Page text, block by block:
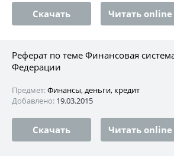
Скачать Читать online
Реферат по теме Финансовая
Федерации
Предмет:Финансы, деньги, кредит
Добавлено: 19.03.2015
Скачать Читать online